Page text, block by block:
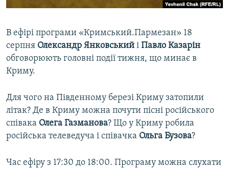
ІНФОГРАФІКА
Qırımtatar
ДОЛУЧАЙСЯ!
В ефірі програми «Кримський.Пармезан» 18
серпня Олександр Янковський і Павло Казарін
обговорюють головні події тижня, що минає в
Криму.
Для чого на Південному березі Криму затопили
літак? Де в Криму можна почути пісні російського
співака Олега Газманова? Що у Криму робила
російська телеведуча і співачка Ольга Бузова?
Час ефіру з 17:30 до 18:00. Програму можна слухати